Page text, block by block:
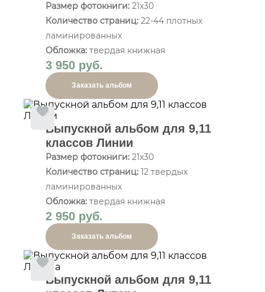
Размер фотокниги: 21х30
Количество страниц: 22-44 плотных
ламинированных
Обложка: твердая книжная
3 950 руб.
Заказать альбом
Выпускной альбом для 9,11
классов Линии
Размер фотокниги: 21х30
Количество страниц: 12 твердых
ламинированных
Обложка: твердая книжная
2 950 руб.
Заказать альбом
Выпускной альбом для 9,11